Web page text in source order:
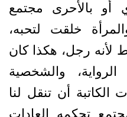
بالأحرى مجتمع
خلقت لتحبه،
لأنه رجل، هكذا كان
والشخصية
الكاتبة أن تنقل لنا
تحكمه العادات